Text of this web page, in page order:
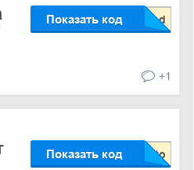
Показать код
+1
Показать код